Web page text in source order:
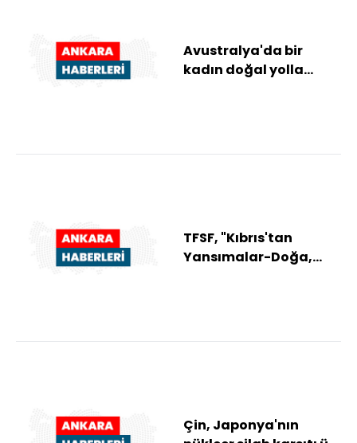
Avustralya'da bir
kadın doğal yolla
TFSF, "Kıbrıs'tan
Yansımalar-Doğa,
Çin, Japonya'nın